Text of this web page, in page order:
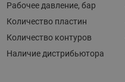
Рабочее давление, бар
Количество пластин
Количество контуров
Наличие дистрибьютора